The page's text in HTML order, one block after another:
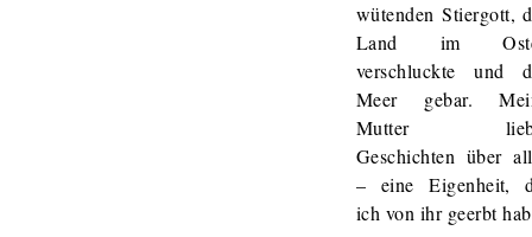
wütenden Stiergott,
Land im
verschluckte und
Meer gebar.
Mutter
Geschichten über
– eine Eigenheit,
ich von ihr geerbt